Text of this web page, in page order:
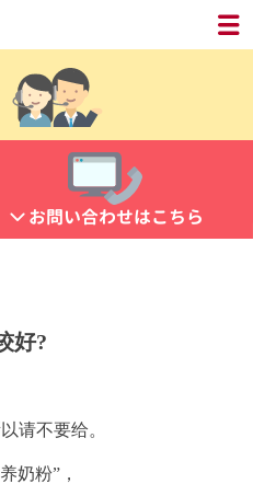
お問い合わせはこちら
好?
请不要给。
奶粉”，